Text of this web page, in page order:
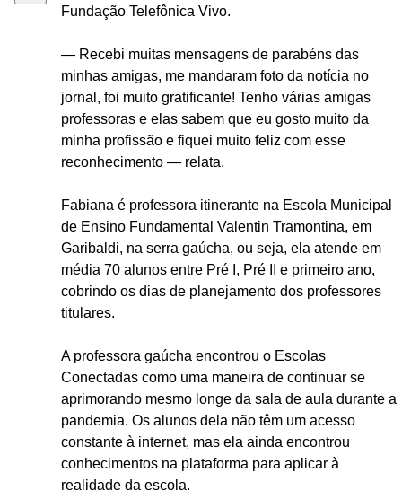
Fundação Telefônica Vivo.
— Recebi muitas mensagens de parabéns das
minhas amigas, me mandaram foto da notícia no
jornal, foi muito gratificante! Tenho várias amigas
professoras e elas sabem que eu gosto muito da
minha profissão e fiquei muito feliz com esse
reconhecimento — relata.
Fabiana é professora itinerante na Escola Municipal
de Ensino Fundamental Valentin Tramontina, em
Garibaldi, na serra gaúcha, ou seja, ela atende em
média 70 alunos entre Pré I, Pré II e primeiro ano,
cobrindo os dias de planejamento dos professores
titulares.
A professora gaúcha encontrou o Escolas
Conectadas como uma maneira de continuar se
aprimorando mesmo longe da sala de aula durante a
pandemia. Os alunos dela não têm um acesso
constante à internet, mas ela ainda encontrou
conhecimentos na plataforma para aplicar à
realidade da escola.